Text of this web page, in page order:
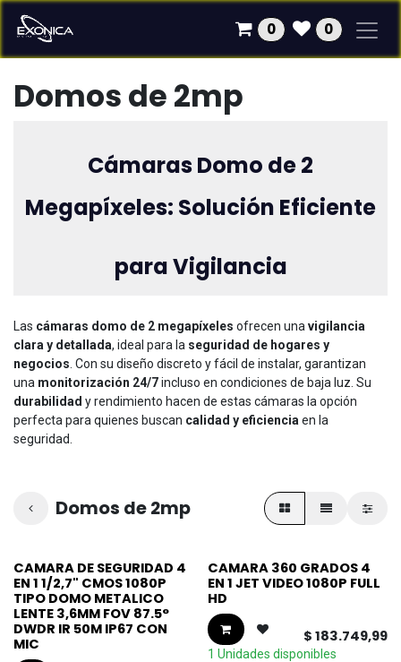
Ir al contenido
0 0
Domos de 2mp
Cámaras Domo de 2
Megapíxeles: Solución Eficiente
para Vigilancia
Las cámaras domo de 2 megapíxeles ofrecen una vigilancia
clara y detallada, ideal para la seguridad de hogares y
negocios . Con su diseño discreto y fácil de instalar, garantizan
una monitorización 24/7incluso en condiciones de baja luz. Su
durabilidad y rendimiento hacen de estas cámaras la opción
perfecta para quienes buscan calidad y eficiencia en la
seguridad.
Domos de 2mp
CAMARA DE SEGURIDAD 4
EN 1 1/2,7" CMOS 1080P
TIPO DOMO METALICO
LENTE 3,6MM FOV 87.5°
DWDR IR 50M IP67 CON
MIC
CAMARA 360 GRADOS 4
EN 1 JET VIDEO 1080P FULL
HD
$ 183.749,99
1 Unidades disponibles